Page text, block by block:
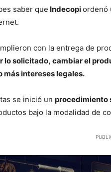
saber que Indecopiordenó
con la entrega de
lo solicitado, cambiar el
más intereses legales.
se inició un procedimiento
bajo la modalidad de